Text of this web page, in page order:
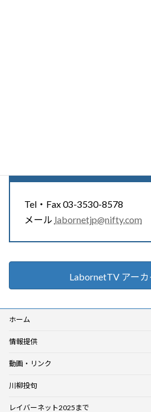
Tel・Fax 03-3530-8578
メール labornetjp@nifty.com
LabornetTV アー
ホーム
情報提供
動画・リンク
川柳投句
レイバーネット2025まで